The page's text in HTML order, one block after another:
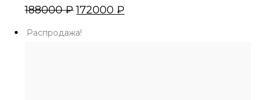
188000₽ 172000₽
Распродажа!